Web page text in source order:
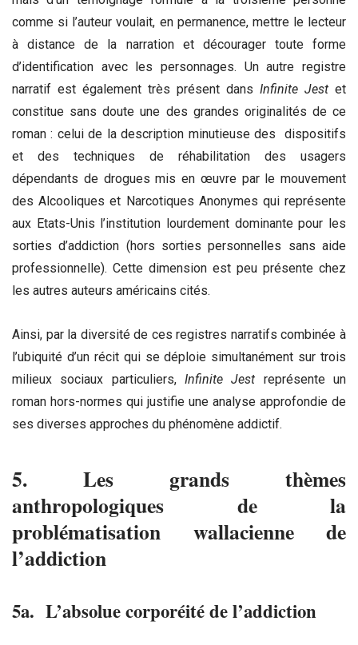
comme si l’auteur voulait, en permanence, mettre le lecteur
à distance de la narration et décourager toute forme
d’identification avec les personnages. Un autre registre
narratif est également très présent dans Infinite Jest et
constitue sans doute une des grandes originalités de ce
roman : celui de la description minutieuse des dispositifs
et des techniques de réhabilitation des usagers
dépendants de drogues mis en œuvre par le mouvement
des Alcooliques et Narcotiques Anonymes qui représente
aux Etats-Unis l’institution lourdement dominante pour les
sorties d’addiction (hors sorties personnelles sans aide
professionnelle). Cette dimension est peu présente chez
les autres auteurs américains cités.
Ainsi, par la diversité de ces registres narratifs combinée à
l’ubiquité d’un récit qui se déploie simultanément sur trois
milieux sociaux particuliers, Infinite Jest représente un
roman hors-normes qui justifie une analyse approfondie de
ses diverses approches du phénomène addictif.
5. Les grands thèmes
anthropologiques de la
problématisation wallacienne de
l’addiction
5a. L’absolue corporéité de l’addiction